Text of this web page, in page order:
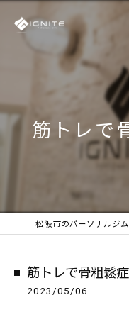
筋トレで
筋トレで骨粗鬆
2023/05/06